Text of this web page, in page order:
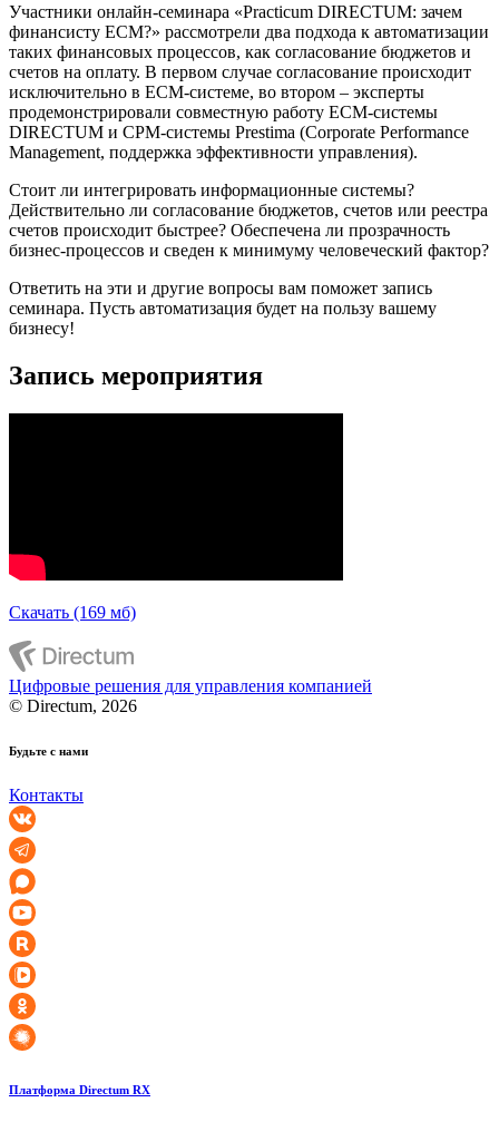
Участники онлайн-семинара «Practicum DIRECTUM: зачем
финансисту ECM?» рассмотрели два подхода к автоматизации
таких финансовых процессов, как согласование бюджетов и
счетов на оплату. В первом случае согласование происходит
исключительно в ECM-системе, во втором – эксперты
продемонстрировали совместную работу ECM-системы
DIRECTUM и CPM-системы Prestima (Corporate Performance
Management, поддержка эффективности управления).
Стоит ли интегрировать информационные системы?
Действительно ли согласование бюджетов, счетов или реестра
счетов происходит быстрее? Обеспечена ли прозрачность
бизнес-процессов и сведен к минимуму человеческий фактор?
Ответить на эти и другие вопросы вам поможет запись
семинара. Пусть автоматизация будет на пользу вашему
бизнесу!
Запись мероприятия
Скачать (169 мб)
Цифровые решения для управления компанией
© Directum, 2026
Будьте с нами
Контакты
Платформа Directum RX